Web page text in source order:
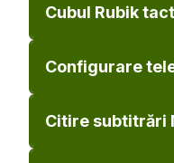
Cubul Rubik
Configurare
Citire subtitrări